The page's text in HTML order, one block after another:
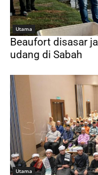
Utama
Beaufort disasar
udang di Sabah
Utama